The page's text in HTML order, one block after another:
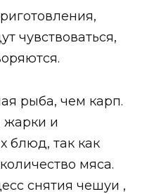
чувствоваться,
рыба, чем карп.
жарки и
блюд, так как
мяса.
снятия чешуи ,